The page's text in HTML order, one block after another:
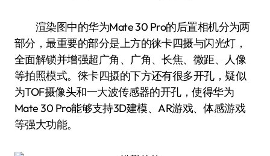
渲染图中的华为Mate 30 Pro的后置相机分为两
部分，最重要的部分是上方的徕卡四摄与闪光灯，
全面解锁并增强超广角、广角、长焦、微距、人像
等拍照模式。徕卡四摄的下方还有很多开孔，疑似
为TOF摄像头和一大波传感器的开孔，使得华为
Mate 30 Pro能够支持3D建模、AR游戏、体感游戏
等强大功能。